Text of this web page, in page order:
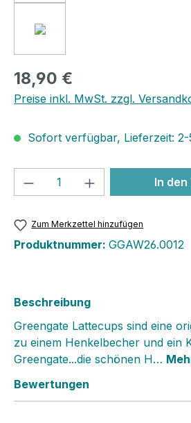
18,90 €
Preise inkl. MwSt. zzgl.
Sofort verfügbar, Lieferzeit: 2-
Produkt Anzahl: Gib
In
Zum Merkzettel hinzufügen
Produktnummer: GGAW26.0012
Beschreibung
Greengate Lattecups sind eine
zu einem Henkelbecher und ein
Greengate...die schönen H…
Bewertungen